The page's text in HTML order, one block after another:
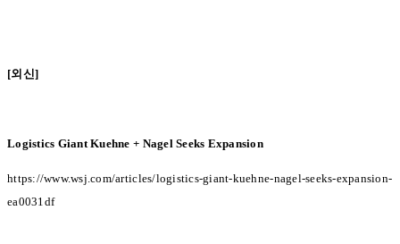
[외신]
Logistics Giant Kuehne + Nagel Seeks Expansion
https://www.wsj.com/articles/logistics-giant-kuehne-nagel-seeks-expansion-
ea0031df